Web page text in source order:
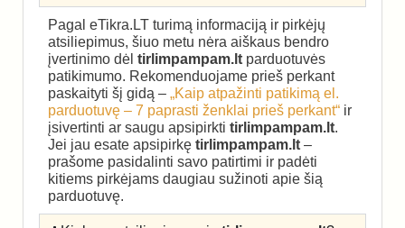
Pagal eTikra.LT turimą informaciją ir pirkėjų
atsiliepimus, šiuo metu nėra aiškaus bendro
įvertinimo dėl tirlimpampam.lt parduotuvės
patikimumo. Rekomenduojame prieš perkant
paskaityti šį gidą – „Kaip atpažinti patikimą el.
parduotuvę – 7 paprasti ženklai prieš perkant“ ir
įsivertinti ar saugu apsipirkti tirlimpampam.lt.
Jei jau esate apsipirkę tirlimpampam.lt –
prašome pasidalinti savo patirtimi ir padėti
kitiems pirkėjams daugiau sužinoti apie šią
parduotuvę.